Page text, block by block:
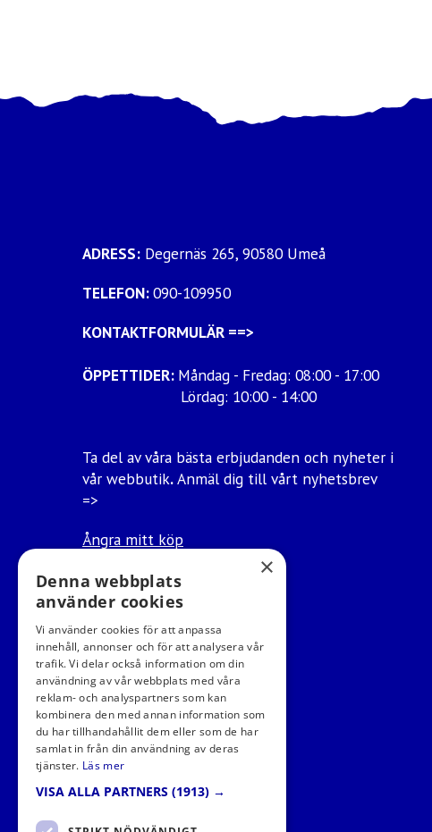
ADRESS: Degernäs 265, 90580 Umeå
TELEFON:090-109950
KONTAKTFORMULÄR ==>
ÖPPETTIDER: Måndag - Fredag: 08:00 - 17:00
Lördag: 10:00 - 14:00
Ta del av våra bästa erbjudanden och nyheter i
vår webbutik.Anmäl dig till vårt nyhetsbrev
=>
Ångra mitt köp
×
Denna webbplats
använder cookies
Vi använder cookies för att anpassa
innehåll, annonser och för att analysera vår
trafik. Vi delar också information om din
användning av vår webbplats med våra
reklam- och analyspartners som kan
kombinera den med annan information som
du har tillhandahållit dem eller som de har
samlat in från din användning av deras
tjänster. Läs mer
VISA ALLA PARTNERS (1913) →